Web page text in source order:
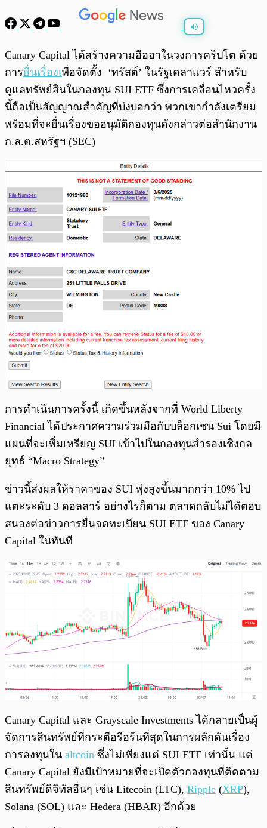
0:00 /0:00
Canary Capital ได้สร้างความฮือฮาในวงการคริปโต ด้วย
การยื่นเรื่องเพื่อจัดตั้ง ‘ทรัสต์’ ในรัฐเดลาแวร์ สำหรับ
ดูแลทรัพย์สินในกองทุน SUI ETF ซึ่งการเคลื่อนไหวครั้ง
นี้ถือเป็นสัญญาณสำคัญที่บ่งบอกว่า พวกเขากำลังเตรียม
พร้อมที่จะยื่นเรื่องขออนุมัติกองทุนดังกล่าวต่อสำนักงาน
ก.ล.ต.สหรัฐฯ (SEC)
การดำเนินการครั้งนี้ เกิดขึ้นหลังจากที่ World Liberty
Financial ได้ประกาศความร่วมมือกับบล็อกเชน Sui โดยมี
แผนที่จะเพิ่มเหรียญ SUI เข้าไปในกองทุนสำรองเชิงกล
ยุทธ์ “Macro Strategy”
ข่าวนี้ส่งผลให้ราคาของ SUI พุ่งสูงขึ้นมากกว่า 10% ไป
แตะระดับ 3 ดอลลาร์ อย่างไรก็ตาม ตลาดกลับไม่ได้ตอบ
สนองต่อข่าวการยื่นจดทะเบียน SUI ETF ของ Canary
Capital ในทันที
Canary Capital และ Grayscale Investments ได้กลายเป็นผู้
จัดการสินทรัพย์ที่กระตือรือร้นที่สุดในการผลักดันเรื่อง
การลงทุนใน altcoin ซึ่งไม่เพียงแต่ SUI ETF เท่านั้น แต่
Canary Capital ยังมีเป้าหมายที่จะเปิดตัวกองทุนที่ติดตาม
สินทรัพย์ดิจิทัลอื่นๆ เช่น Litecoin (LTC), Ripple (XRP),
Solana (SOL) และ Hedera (HBAR) อีกด้วย